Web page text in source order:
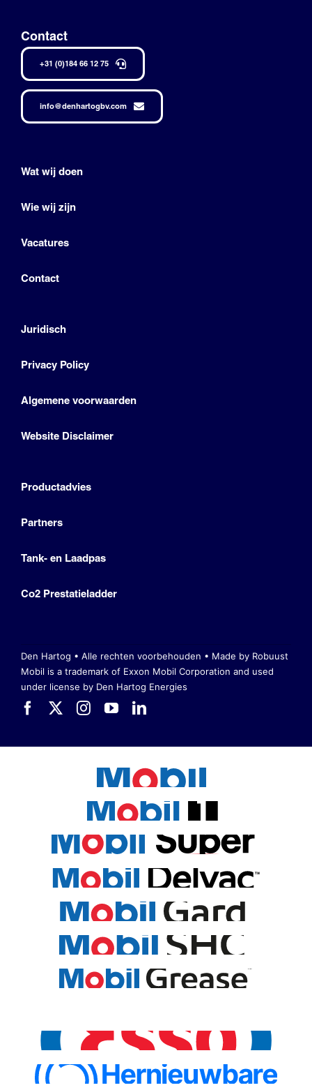
Contact
+31 (0)184 66 12 75
info@denhartogbv.com
Wat wij doen
Wie wij zijn
Vacatures
Contact
Juridisch
Privacy Policy
Algemene voorwaarden
Website Disclaimer
Productadvies
Partners
Tank- en Laadpas
Co2 Prestatieladder
Den Hartog • Alle rechten voorbehouden • Made by Robuust
Mobil is a trademark of Exxon Mobil Corporation and used
under license by Den Hartog Energies